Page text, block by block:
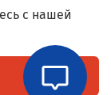
с нашей